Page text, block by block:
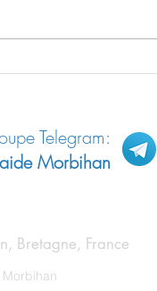
Telegram:
Morbihan
Bretagne, France